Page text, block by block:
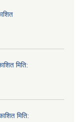
मिति:
मिति: